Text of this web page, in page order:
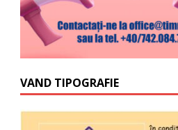
VAND TIPOGRAFIE